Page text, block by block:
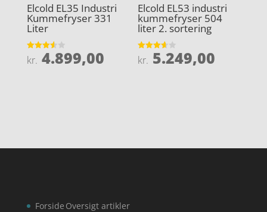
Elcold EL35 Industri
Kummefryser 331
Liter
Vurderet
3.6
kr. 4.899,00
Elcold EL53 industri
kummefryser 504
liter 2. sortering
Vurderet
3.6
kr. 5.249,00
Forside Oversigt artikler